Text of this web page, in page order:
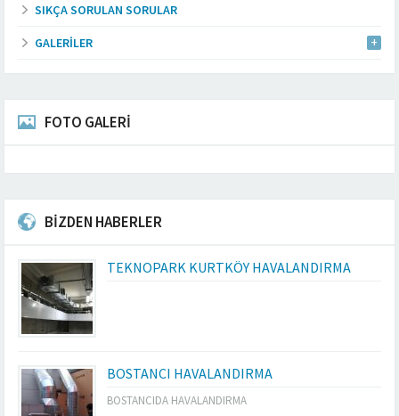
SIKÇA SORULAN SORULAR
GALERILER
FOTO GALERİ
BİZDEN HABERLER
TEKNOPARK KURTKÖY HAVALANDIRMA
BOSTANCI HAVALANDIRMA
BOSTANCIDA HAVALANDIRMA